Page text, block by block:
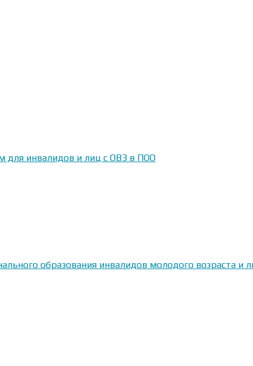
для инвалидов и лиц с ОВЗ в ПОО
образования инвалидов молодого возраста